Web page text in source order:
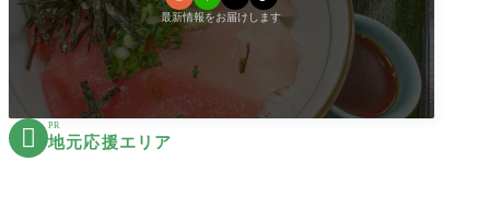
最新情報をお届けします
 PR
地元応援エリア